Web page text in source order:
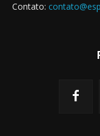
Contato: